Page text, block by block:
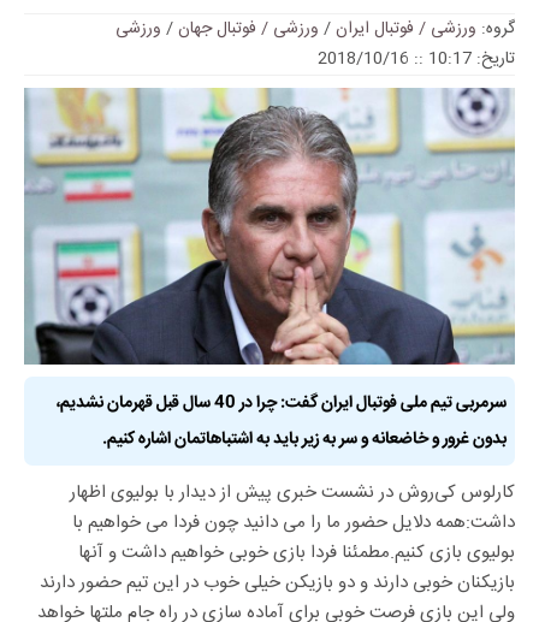
گروه: ورزشی / فوتبال ایران/ ورزشی / فوتبال جهان/ ورزشی
تاریخ: 10:17 :: 2018/10/16
سرمربی تیم ملی فوتبال ایران گفت: چرا در 40 سال قبل قهرمان نشدیم،
بدون غرور و خاضعانه و سر به زیر باید به اشتباهاتمان اشاره کنیم.
کارلوس کی‌روش در نشست خبری پیش از دیدار با بولیوی اظهار
داشت:همه دلایل حضور ما را می دانید چون فردا می خواهیم با
بولیوی بازی کنیم.مطمئنا فردا بازی خوبی خواهیم داشت و آنها
بازیکنان خوبی دارند و دو بازیکن خیلی خوب در این تیم حضور دارند
ولی این بازی فرصت خوبی برای آماده سازی در راه جام ملتها خواهد